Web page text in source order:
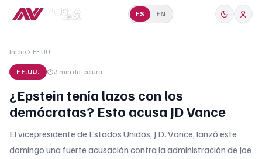
ES EN
Inicio EE.UU.
EE.UU. 3 min de lectura
¿Epstein tenía lazos con los
demócratas? Esto acusa JD Vance
El vicepresidente de Estados Unidos, J.D. Vance, lanzó este
domingo una fuerte acusación contra la administración de Joe